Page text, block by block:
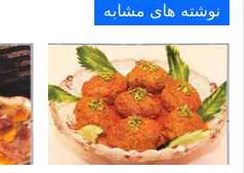
بغلتانید تا همه قسمت‌های آنها به
ظرف را ببندید و آن را چند ساعت یا یک
گوشت را از درون مواد خارج کنید. این
کباب‌پز با حرارت بالا کباب کرد یا آن
نوشته های مشابه